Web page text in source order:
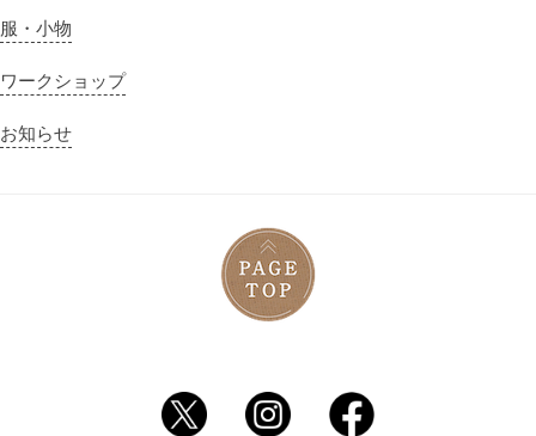
服・小物
ワークショップ
お知らせ